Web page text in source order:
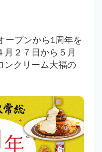
ープンから1周年を
２７日から５月
ンクリーム大福の